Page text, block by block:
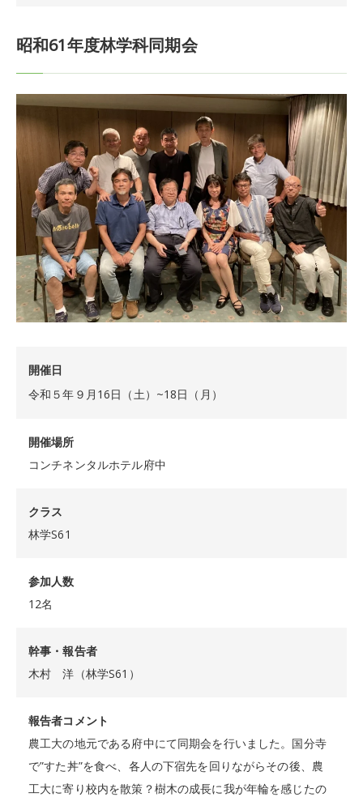
昭和61年度林学科同期会
開催日
令和５年９月16日（土）~18日（月）
開催場所
コンチネンタルホテル府中
クラス
林学S61
参加人数
12名
幹事・報告者
木村 洋（林学S61）
報告者コメント
農工大の地元である府中にて同期会を行いました。国分寺
で”すた丼”を食べ、各人の下宿先を回りながらその後、農
工大に寄り校内を散策？樹木の成長に我が年輪を感じたの